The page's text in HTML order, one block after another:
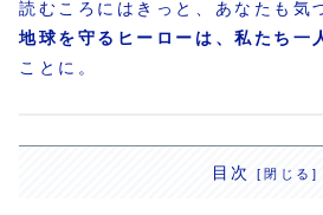
読むころにはきっと、あなたも気
地球を守るヒーローは、私たち一
ことに。
目次